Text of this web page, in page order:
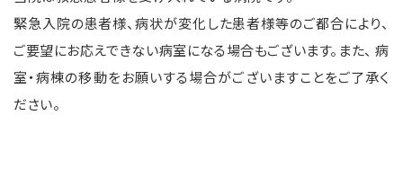
緊急入院の患者様、病状が変化した患者様等のご都合により、
ご要望にお応えできない病室になる場合もございます。また、 病
室・病棟の移動をお願いする場合がございますことをご了承く
ださい。